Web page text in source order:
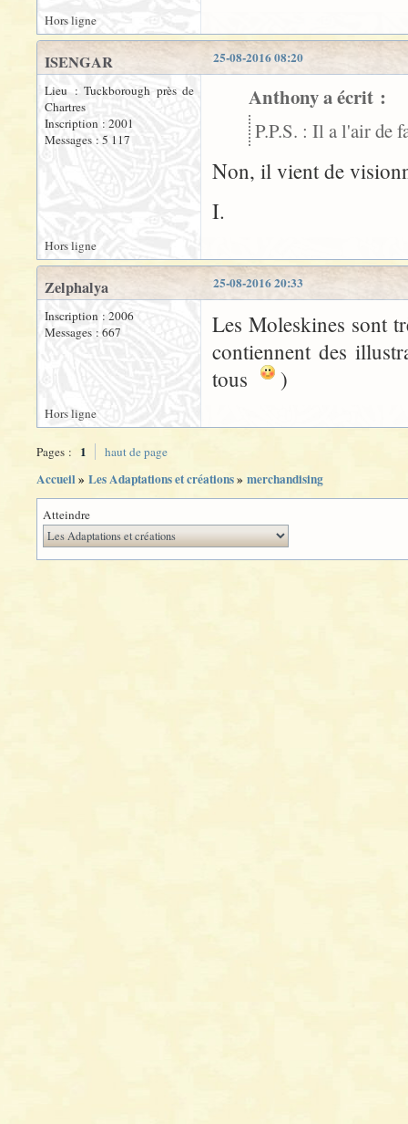
Hors ligne
25-08-2016 08:20
ISENGAR
Lieu : Tuckborough près de
Chartres
Inscription : 2001
Messages : 5 117
Anthony a écrit :
P.P.S. : Il a l'air de
Non, il vient de
I.
Hors ligne
25-08-2016 20:33
Zelphalya
Inscription : 2006
Messages : 667
Les Moleskines sont
contiennent des
tous
)
Hors ligne
Pages : 1 haut de page
Accueil» Les Adaptations et créations» merchandising
Atteindre